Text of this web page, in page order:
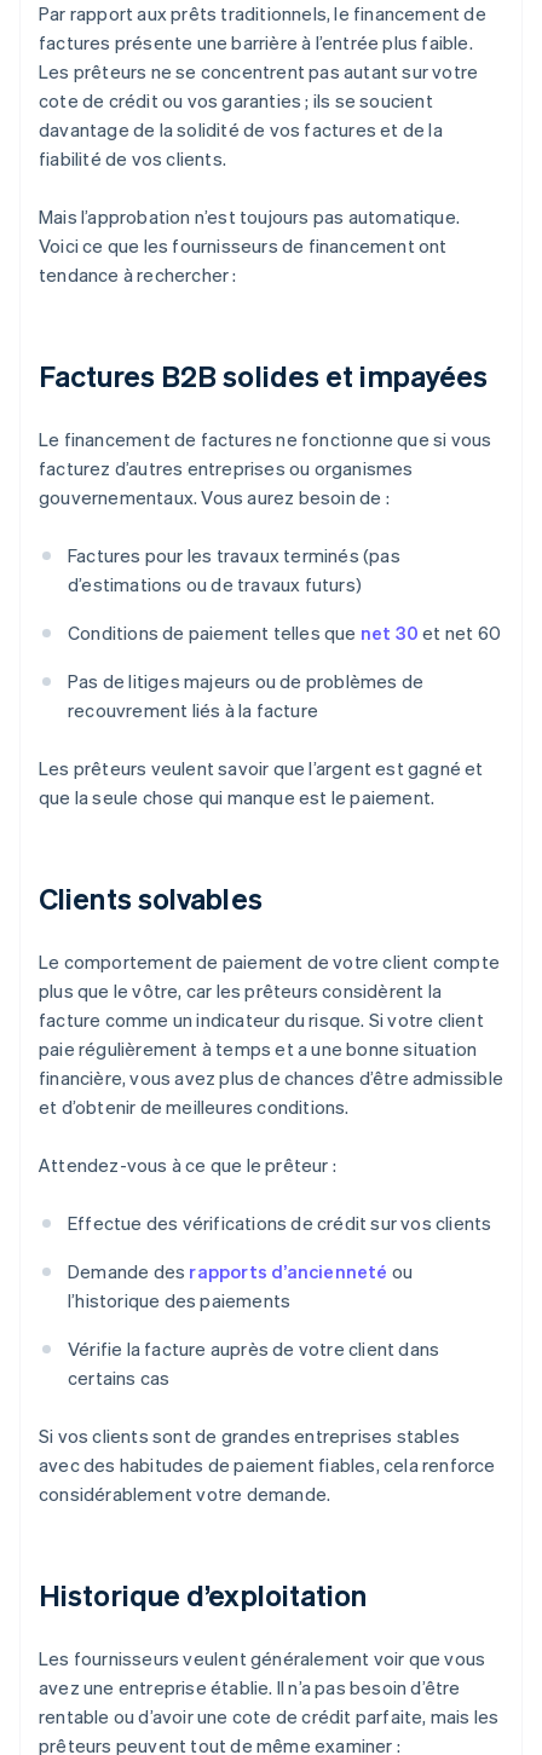
Par rapport aux prêts traditionnels, le financement de
factures présente une barrière à l’entrée plus faible.
Les prêteurs ne se concentrent pas autant sur votre
cote de crédit ou vos garanties ; ils se soucient
davantage de la solidité de vos factures et de la
fiabilité de vos clients.
Mais l’approbation n’est toujours pas automatique.
Voici ce que les fournisseurs de financement ont
tendance à rechercher :
Factures B2B solides et impayées
Le financement de factures ne fonctionne que si vous
facturez d’autres entreprises ou organismes
gouvernementaux. Vous aurez besoin de :
Factures pour les travaux terminés (pas
d’estimations ou de travaux futurs)
Conditions de paiement telles que net 30 et net 60
Pas de litiges majeurs ou de problèmes de
recouvrement liés à la facture
Les prêteurs veulent savoir que l’argent est gagné et
que la seule chose qui manque est le paiement.
Clients solvables
Le comportement de paiement de votre client compte
plus que le vôtre, car les prêteurs considèrent la
facture comme un indicateur du risque. Si votre client
paie régulièrement à temps et a une bonne situation
financière, vous avez plus de chances d’être admissible
et d’obtenir de meilleures conditions.
Attendez-vous à ce que le prêteur :
Effectue des vérifications de crédit sur vos clients
Demande des rapports d’ancienneté ou
l’historique des paiements
Vérifie la facture auprès de votre client dans
certains cas
Si vos clients sont de grandes entreprises stables
avec des habitudes de paiement fiables, cela renforce
considérablement votre demande.
Historique d’exploitation
Les fournisseurs veulent généralement voir que vous
avez une entreprise établie. Il n’a pas besoin d’être
rentable ou d’avoir une cote de crédit parfaite, mais les
prêteurs peuvent tout de même examiner :